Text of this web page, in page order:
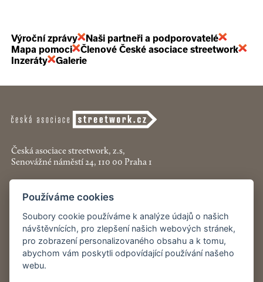
Výroční zprávy
Naši partneři a podporovatelé
Mapa pomoci
Členové České asociace streetwork
Inzeráty
Galerie
Česká asociace streetwork, z.s,
Senovážné náměstí 24, 110 00 Praha 1
+420 774 913 777
asociace@streetwork.cz
Nastavení cookies
Restartshop.cz
Používáme cookies
Soubory cookie používáme k analýze údajů o našich
návštěvnících, pro zlepšení našich webových stránek,
pro zobrazení personalizovaného obsahu a k tomu,
abychom vám poskytli odpovídající používání našeho
webu.